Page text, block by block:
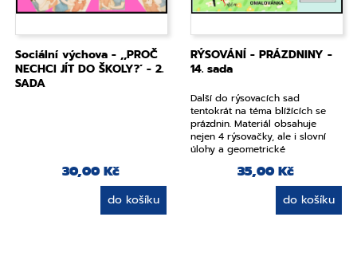
Sociální výchova - ,,PROČ
NECHCI JÍT DO ŠKOLY?´ - 2.
SADA
30,00 Kč
do košíku
RÝSOVÁNÍ - PRÁZDNINY -
14. sada
Další do rýsovacích sad
tentokrát na téma blížících se
prázdnin. Materiál obsahuje
nejen 4 rýsovačky, ale i slovní
úlohy a geometrické
35,00 Kč
do košíku